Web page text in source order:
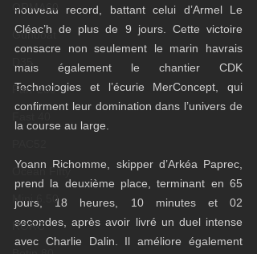
ORMA60
Gunboat
D35
Farr 280
Ocean Fifty
Mini 6.50
RORC
nouveau record, battant celui d’Armel Le
Cléac’h de plus de 9 jours. Cette victoire
consacre non seulement le marin havrais
mais également le chantier CDK
Technologies et l’écurie MerConcept, qui
confirment leur domination dans l’univers de
la course au large.
Yoann Richomme, skipper d’Arkéa Paprec,
prend la deuxième place, terminant en 65
jours, 18 heures, 10 minutes et 02
secondes, après avoir livré un duel intense
avec Charlie Dalin. Il améliore également